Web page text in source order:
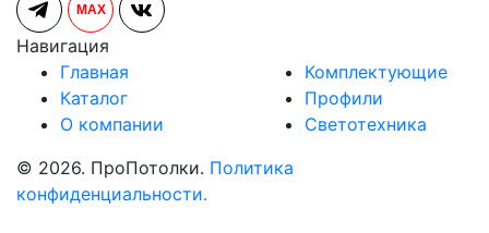
MAX
Навигация
Главная
Каталог
О компании
Комплектующие
Профили
Светотехника
© 2026. ПроПотолки. Политика
конфиденциальности.